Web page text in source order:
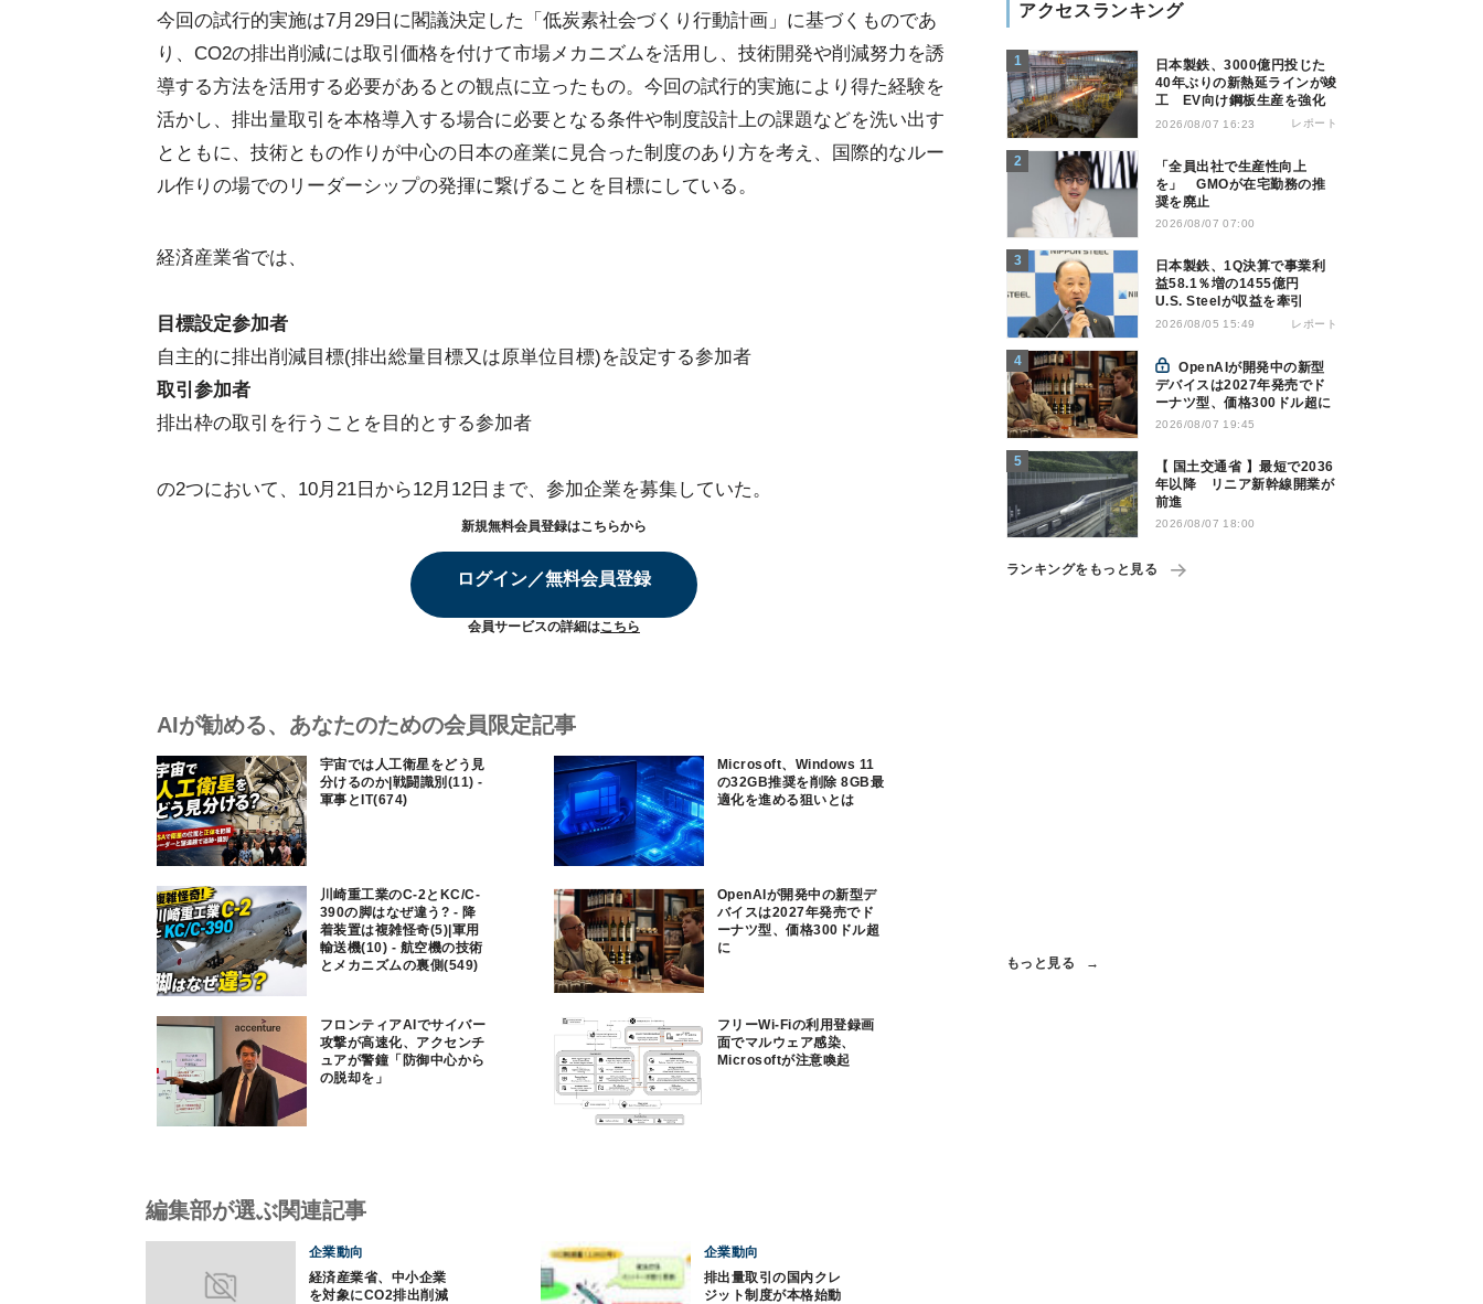
今回の試行的実施は7月29日に閣議決定した「低炭素社会づくり行動計画」に基づくものであ
り、CO2の排出削減には取引価格を付けて市場メカニズムを活用し、技術開発や削減努力を誘
導する方法を活用する必要があるとの観点に立ったもの。今回の試行的実施により得た経験を
活かし、排出量取引を本格導入する場合に必要となる条件や制度設計上の課題などを洗い出す
とともに、技術ともの作りが中心の日本の産業に見合った制度のあり方を考え、国際的なルー
ル作りの場でのリーダーシップの発揮に繋げることを目標にしている。
経済産業省では、
目標設定参加者
自主的に排出削減目標(排出総量目標又は原単位目標)を設定する参加者
取引参加者
排出枠の取引を行うことを目的とする参加者
の2つにおいて、10月21日から12月12日まで、参加企業を募集していた。
新規無料会員登録はこちらから
ログイン／無料会員登録
会員サービスの詳細はこちら
AIが勧める、あなたのための会員限定記事
宇宙では人工衛星をどう見
分けるのか|戦闘識別(11) -
軍事とIT(674)
Microsoft、Windows 11
の32GB推奨を削除 8GB最
適化を進める狙いとは
川崎重工業のC-2とKC/C-
390の脚はなぜ違う? - 降
着装置は複雑怪奇(5)|軍用
輸送機(10) - 航空機の技術
とメカニズムの裏側(549)
OpenAIが開発中の新型デ
バイスは2027年発売でド
ーナツ型、価格300ドル超
に
フロンティアAIでサイバー
攻撃が高速化、アクセンチ
ュアが警鐘「防御中心から
の脱却を」
フリーWi-Fiの利用登録画
面でマルウェア感染、
Microsoftが注意喚起
アクセスランキング
日本製鉄、3000億円投じた
40年ぶりの新熱延ラインが竣
工 EV向け鋼板生産を強化
2026/08/07 16:23 レポート
「全員出社で生産性向上
を」 GMOが在宅勤務の推
奨を廃止
2026/08/07 07:00
日本製鉄、1Q決算で事業利
益58.1％増の1455億円
U.S. Steelが収益を牽引
2026/08/05 15:49 レポート
OpenAIが開発中の新型
デバイスは2027年発売でド
ーナツ型、価格300ドル超に
2026/08/07 19:45
【 国土交通省 】最短で2036
年以降 リニア新幹線開業が
前進
2026/08/07 18:00
ランキングをもっと見る
もっと見る
編集部が選ぶ関連記事
企業動向
経済産業省、中小企業
を対象にCO2排出削減
企業動向
排出量取引の国内クレ
ジット制度が本格始動